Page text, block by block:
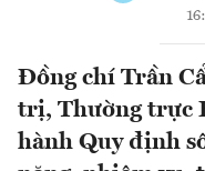
Đồng chí Trần
trị, Thường trực
hành Quy định